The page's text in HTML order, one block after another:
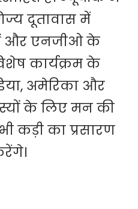
दूतावास में
और एनजीओ के
कार्यक्रम के
अमेरिका और
के लिए मन की
कड़ी का प्रसारण